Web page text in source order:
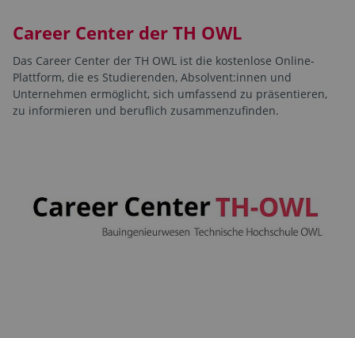
Career Center der TH OWL
Das Career Center der TH OWL ist die kostenlose Online-
Plattform, die es Studierenden, Absolvent:innen und
Unternehmen ermöglicht, sich umfassend zu präsentieren,
zu informieren und beruflich zusammenzufinden.